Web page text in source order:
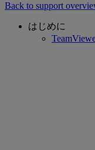
Back to support
はじめに